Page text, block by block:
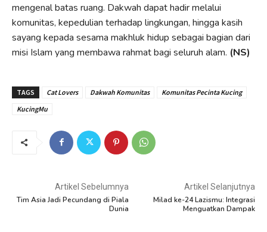
mengenal batas ruang. Dakwah dapat hadir melalui
komunitas, kepedulian terhadap lingkungan, hingga kasih
sayang kepada sesama makhluk hidup sebagai bagian dari
misi Islam yang membawa rahmat bagi seluruh alam. (NS)
TAGS Cat Lovers Dakwah Komunitas
Komunitas Pecinta Kucing
KucingMu
Artikel Sebelumnya
Tim Asia Jadi Pecundang di Piala
Dunia
Artikel Selanjutnya
Milad ke-24 Lazismu: Integrasi
Menguatkan Dampak